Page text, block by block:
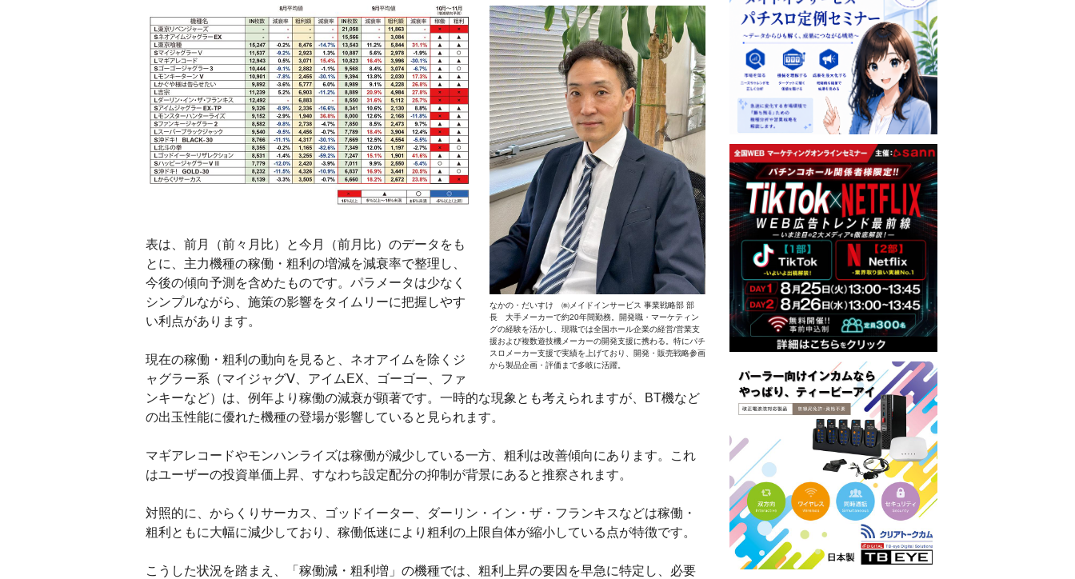
なかの・だいすけ ㈱メイドインサービス 事業戦略部 部
長 大手メーカーで約20年間勤務。開発職・マーケティン
グの経験を活かし、現職では全国ホール企業の経営/営業支
援および複数遊技機メーカーの開発支援に携わる。特にパチ
スロメーカー支援で実績を上げており、開発・販売戦略参画
から製品企画・評価まで多岐に活躍。
表は、前月（前々月比）と今月（前月比）のデータをも
とに、主力機種の稼働・粗利の増減を減衰率で整理し、
今後の傾向予測を含めたものです。パラメータは少なく
シンプルながら、施策の影響をタイムリーに把握しやす
い利点があります。
現在の稼働・粗利の動向を見ると、ネオアイムを除くジ
ャグラー系（マイジャグⅤ、アイムEX、ゴーゴー、ファ
ンキーなど）は、例年より稼働の減衰が顕著です。一時的な現象とも考えられますが、BT機など
の出玉性能に優れた機種の登場が影響していると見られます。
マギアレコードやモンハンライズは稼働が減少している一方、粗利は改善傾向にあります。これ
はユーザーの投資単価上昇、すなわち設定配分の抑制が背景にあると推察されます。
対照的に、からくりサーカス、ゴッドイーター、ダーリン・イン・ザ・フランキスなどは稼働・
粗利ともに大幅に減少しており、稼働低迷により粗利の上限自体が縮小している点が特徴です。
こうした状況を踏まえ、「稼働減・粗利増」の機種では、粗利上昇の要因を早急に特定し、必要